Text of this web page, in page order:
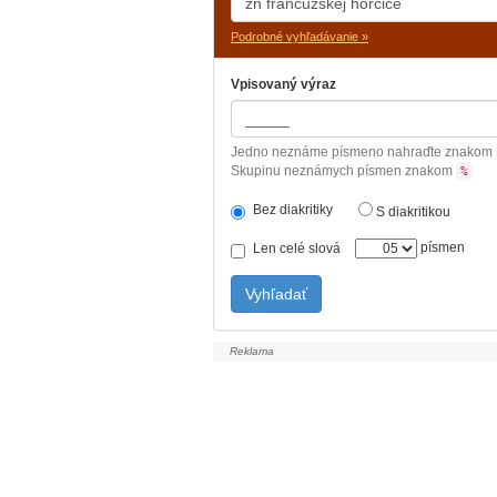
Podrobné vyhľadávanie »
Vpisovaný výraz
Jedno neznáme písmeno nahraďte znakom
Skupinu neznámych písmen znakom %
Bez diakritiky S diakritikou
Len celé slová písmen
Vyhľadať